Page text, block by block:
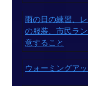
雨の日の練習、
の服装、市民ラ
意すること
ウォーミングア